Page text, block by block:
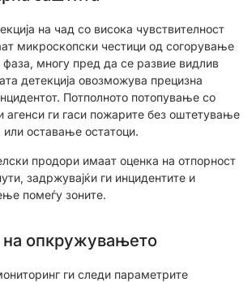
на чад со висока чувствителност
микроскопски честици од согорување
многу пред да се развие видлив
детекција овозможува прецизна
Потполното потопување со
агенси ги гаси пожарите без оштетување
или оставање остатоци.
продори имаат оценка на отпорност
задржувајќи ги инцидентите и
помеѓу зоните.
опкружувањето
ги следи параметрите